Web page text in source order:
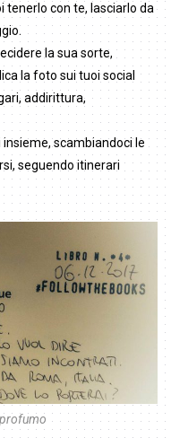
tenerlo con te, lasciarlo da
la sua sorte,
la foto sui tuoi social
addirittura,
scambiandoci le
seguendo itinerari